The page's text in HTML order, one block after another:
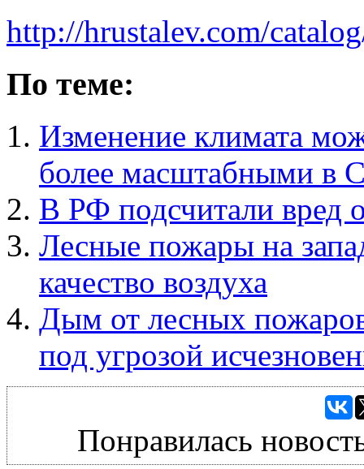
http://hrustalev.com/
По теме:
Изменение климата
более масштабными
В РФ подсчитали вред
Лесные пожары на
качество воздуха
Дым от лесных
под угрозой
Понравилась